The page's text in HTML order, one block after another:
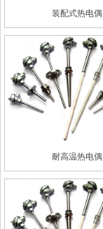
装配式热电偶
耐高温热电偶